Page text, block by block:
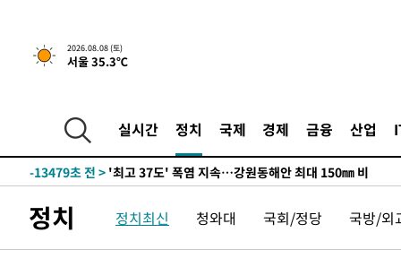
2026.08.08 (토)
서울 35.3℃
실시간 정치 국제 경제 금융 산업
-6605초 전 >[속보]뉴욕증시 상승 마감…S&P 0.6% 나스닥 1.3%↑
주 날씨]
-26341초 전 >
축구협회 "압수수색·성접대 논란 사과…쇄신의 기회로
-24858초 전 >
송"
-13479초 전 > '최고 37도' 폭염 지속…강원동해안 최대 150㎜ 비
-29323초 전 >
극한폭염 한풀 꺾이지만…'낮 최고 35도' 무더위, 열대
-26341초 전 >축구협회 "압수수색·성접대 논란 사과…쇄신의 기회로
정치 정치최신 청와대 국회/정당 국방/외